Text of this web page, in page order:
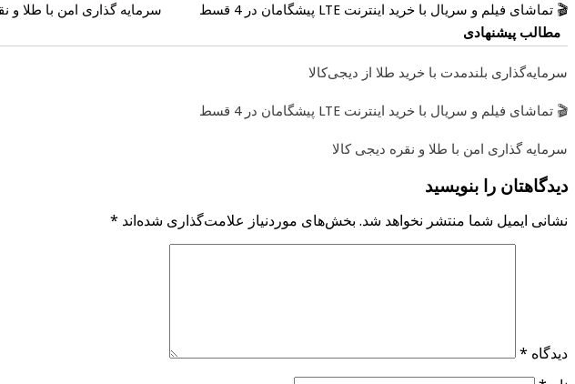
🎬 تماشای فیلم و سریال با خرید اینترنت LTE پیشگامان در 4 قسط سرمایه گذاری امن با طلا و
مطالب پیشنهادی
سرمایه‌گذاری بلندمدت با خرید طلا از دیجی‌کالا
🎬 تماشای فیلم و سریال با خرید اینترنت LTE پیشگامان در 4 قسط
سرمایه گذاری امن با طلا و نقره دیجی کالا
دیدگاهتان را بنویسید
نشانی ایمیل شما منتشر نخواهد شد. بخش‌های موردنیاز علامت‌گذاری شده‌اند *
دیدگاه *